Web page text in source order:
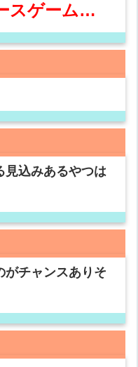
スゲーム…
見込みあるやつは
がチャンスありそ